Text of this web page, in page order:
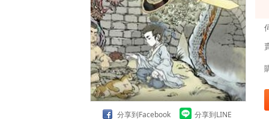
分享到Facebook
分享到LINE